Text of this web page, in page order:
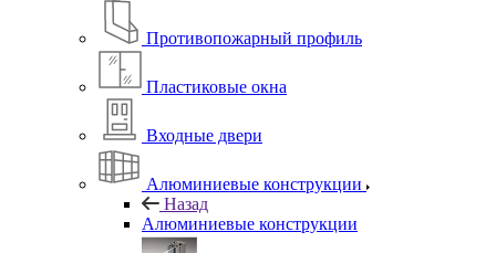
Противопожарный профиль
Пластиковые окна
Входные двери
Алюминиевые конструкции
Назад
Алюминиевые конструкции